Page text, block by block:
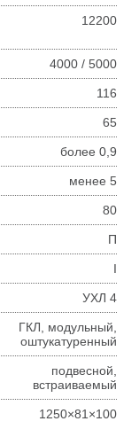
12200
4000 / 5000
116
65
более 0,9
менее 5
80
П
I
УХЛ 4
ГКЛ, модульный,
оштукатуренный
подвесной,
встраиваемый
1250×81×100